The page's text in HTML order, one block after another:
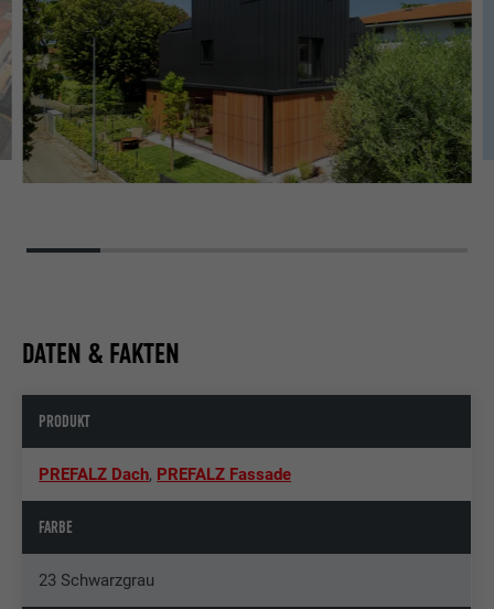
DATEN & FAKTEN
PRODUKT
PREFALZ Dach, PREFALZ Fassade
FARBE
23 Schwarzgrau